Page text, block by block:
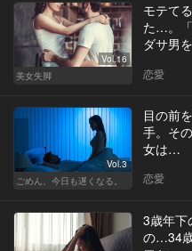
Vol.16
美女失脚
モテて
た…。「
ダサ男
恋愛
Vol.3
ごめん、今日も遅くなる。
目の前
手。そ
女は…
恋愛
3歳年下
の…34